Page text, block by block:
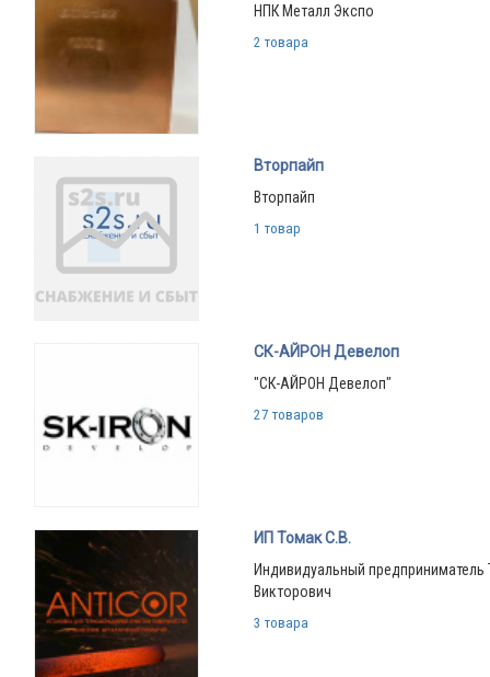
НПК Металл Экспо
2 товара
Вторпайп
Вторпайп
1 товар
СК-АЙРОН Девелоп
"СК-АЙРОН Девелоп"
27 товаров
ИП Томак С.В.
Индивидуальный предприниматель
Викторович
3 товара